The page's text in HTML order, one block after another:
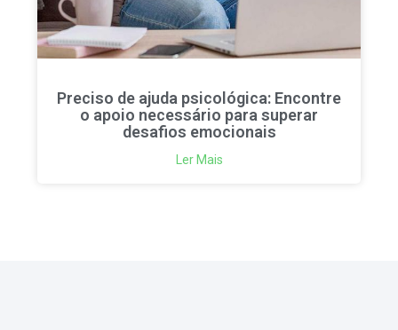
Preciso de ajuda psicológica: Encontre
o apoio necessário para superar
desafios emocionais
Ler Mais